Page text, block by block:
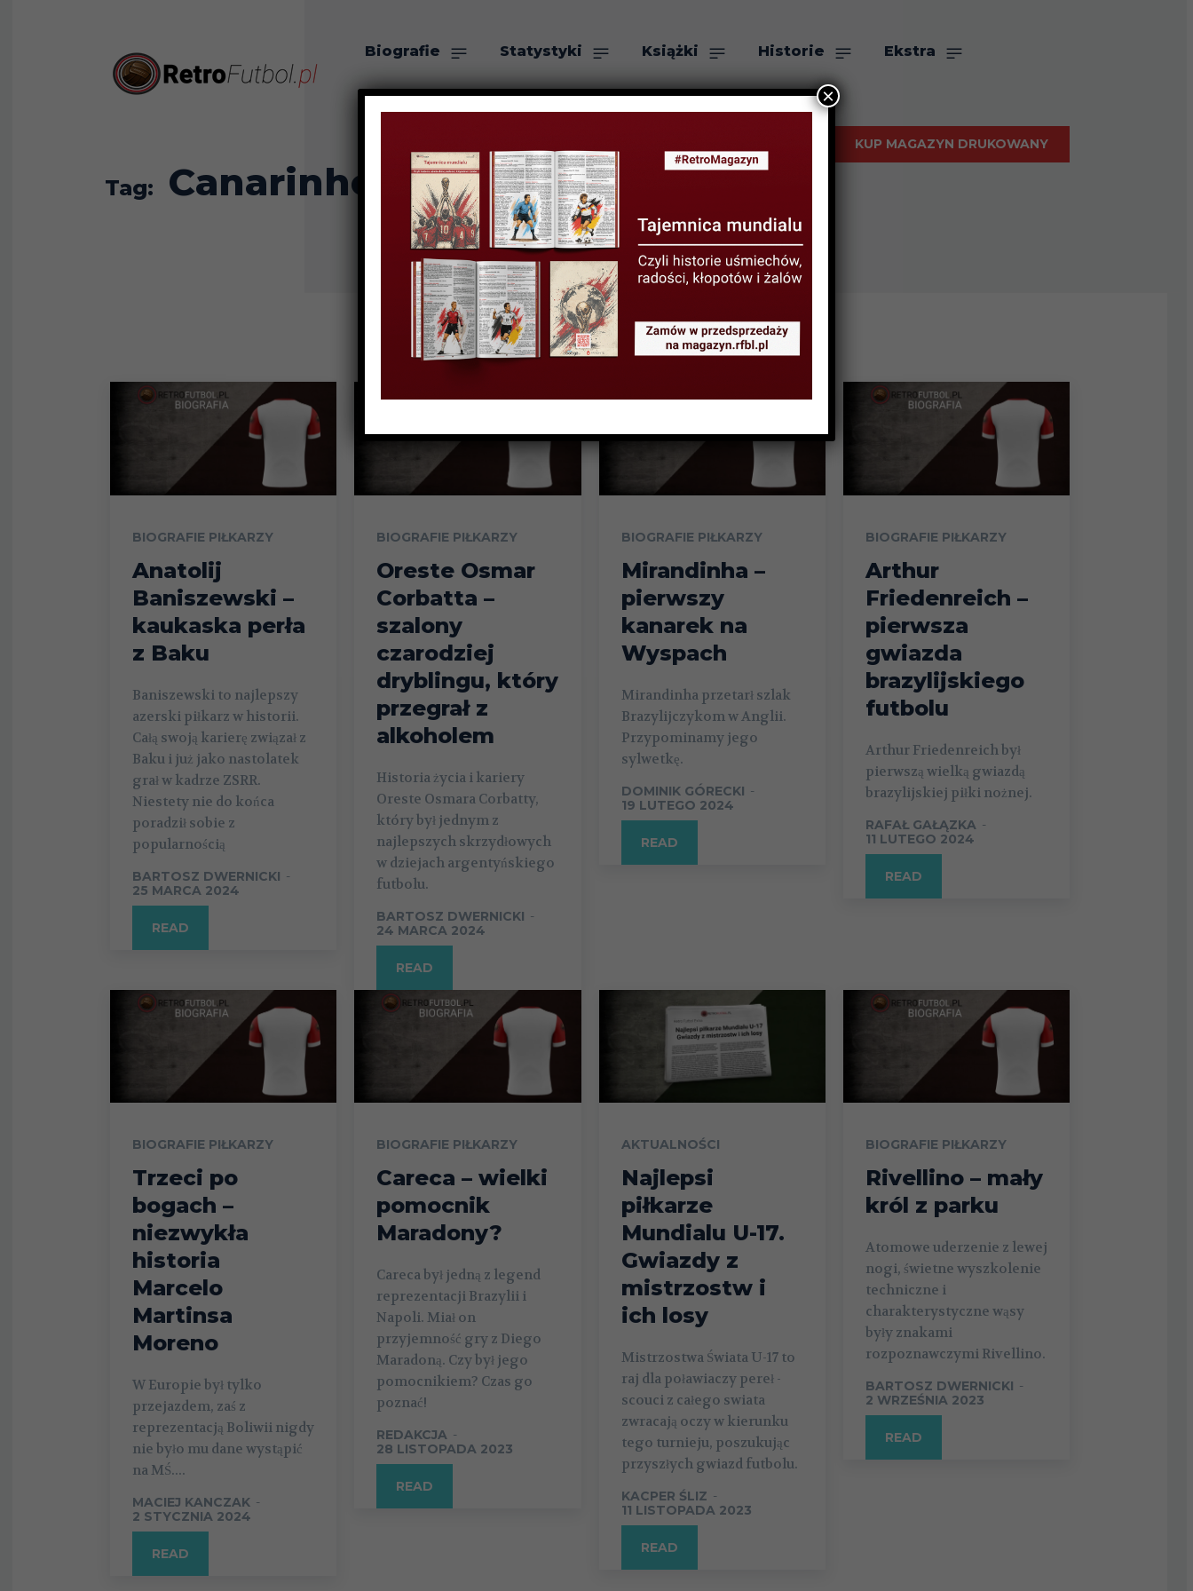
Biografie Statystyki Książki Historie Ekstra
O nas
KUP MAGAZYN DRUKOWANY
Tag: Canarinhos
BIOGRAFIE PIŁKARZY
Anatolij
Baniszewski –
kaukaska perła
z Baku
Baniszewski to najlepszy
azerski piłkarz w historii.
Całą swoją karierę związał z
Baku i już jako nastolatek
grał w kadrze ZSRR.
Niestety nie do końca
poradził sobie z
popularnością
BARTOSZ DWERNICKI -
25 MARCA 2024
READ
BIOGRAFIE PIŁKARZY
Oreste Osmar
Corbatta –
szalony
czarodziej
dryblingu, który
przegrał z
alkoholem
Historia życia i kariery
Oreste Osmara Corbatty,
który był jednym z
najlepszych skrzydłowych
w dziejach argentyńskiego
futbolu.
BARTOSZ DWERNICKI -
24 MARCA 2024
READ
BIOGRAFIE PIŁKARZY
Mirandinha –
pierwszy
kanarek na
Wyspach
Mirandinha przetarł szlak
Brazylijczykom w Anglii.
Przypominamy jego
sylwetkę.
DOMINIK GÓRECKI -
19 LUTEGO 2024
READ
BIOGRAFIE PIŁKARZY
Arthur
Friedenreich –
pierwsza
gwiazda
brazylijskiego
futbolu
Arthur Friedenreich był
pierwszą wielką gwiazdą
brazylijskiej piłki nożnej.
RAFAŁ GAŁĄZKA -
11 LUTEGO 2024
READ
BIOGRAFIE PIŁKARZY
Trzeci po
bogach –
niezwykła
historia
Marcelo
Martinsa
Moreno
W Europie był tylko
przejazdem, zaś z
reprezentacją Boliwii nigdy
nie było mu dane wystąpić
na MŚ....
MACIEJ KANCZAK -
2 STYCZNIA 2024
READ
BIOGRAFIE PIŁKARZY
Careca – wielki
pomocnik
Maradony?
Careca był jedną z legend
reprezentacji Brazylii i
Napoli. Miał on
przyjemność gry z Diego
Maradoną. Czy był jego
pomocnikiem? Czas go
poznać!
REDAKCJA -
28 LISTOPADA 2023
READ
AKTUALNOŚCI
Najlepsi
piłkarze
Mundialu U-17.
Gwiazdy z
mistrzostw i
ich losy
Mistrzostwa Świata U-17 to
raj dla poławiaczy pereł -
scouci z całego swiata
zwracają oczy w kierunku
tego turnieju, poszukując
przyszłych gwiazd futbolu.
KACPER ŚLIZ -
11 LISTOPADA 2023
READ
BIOGRAFIE PIŁKARZY
Rivellino – mały
król z parku
Atomowe uderzenie z lewej
nogi, świetne wyszkolenie
techniczne i
charakterystyczne wąsy
były znakami
rozpoznawczymi Rivellino.
BARTOSZ DWERNICKI -
2 WRZEŚNIA 2023
READ
×